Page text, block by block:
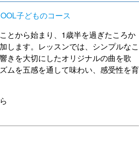
子どものコース
とから始まり、1歳半を過ぎたころか
します。レッスンでは、シンプルなこ
きを大切にしたオリジナルの曲を歌
ムを五感を通して味わい、感受性を育